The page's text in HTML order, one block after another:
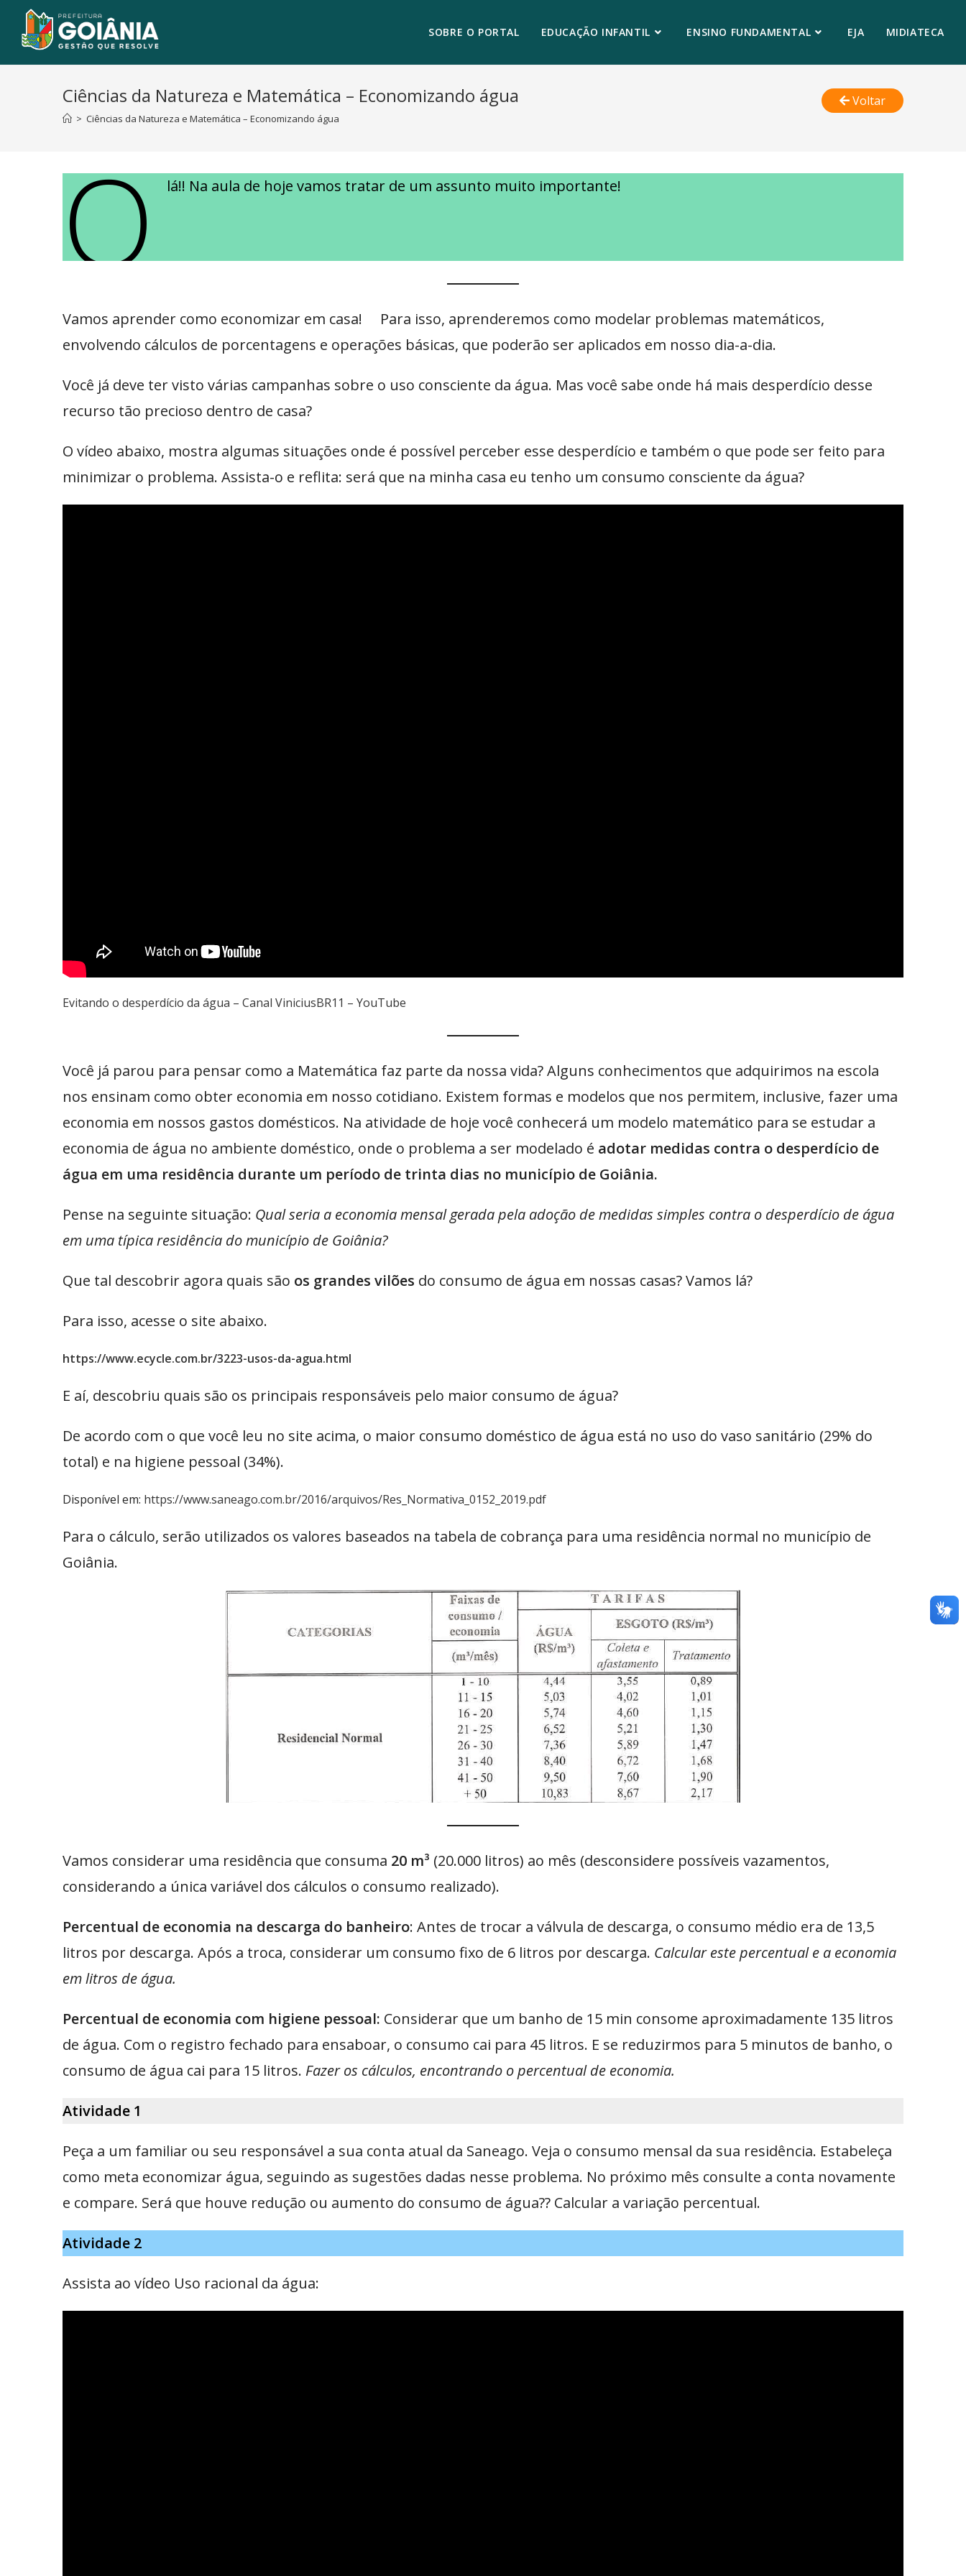
SOBRE O PORTAL EDUCAÇÃO INFANTIL ENSINO FUNDAMENTAL EJA MIDIATECA
Ciências da Natureza e Matemática – Economizando água
> Ciências da Natureza e Matemática – Economizando água
Voltar
O lá!! Na aula de hoje vamos tratar de um assunto muito importante!
Vamos aprender como economizar em casa! Para isso, aprenderemos como modelar problemas matemáticos,
envolvendo cálculos de porcentagens e operações básicas, que poderão ser aplicados em nosso dia-a-dia.
Você já deve ter visto várias campanhas sobre o uso consciente da água. Mas você sabe onde há mais desperdício desse
recurso tão precioso dentro de casa?
O vídeo abaixo, mostra algumas situações onde é possível perceber esse desperdício e também o que pode ser feito para
minimizar o problema. Assista-o e reflita: será que na minha casa eu tenho um consumo consciente da água?
Evitando o desperdício da água – Canal ViniciusBR11 – YouTube
Você já parou para pensar como a Matemática faz parte da nossa vida? Alguns conhecimentos que adquirimos na escola
nos ensinam como obter economia em nosso cotidiano. Existem formas e modelos que nos permitem, inclusive, fazer uma
economia em nossos gastos domésticos. Na atividade de hoje você conhecerá um modelo matemático para se estudar a
economia de água no ambiente doméstico, onde o problema a ser modelado é adotar medidas contra o desperdício de
água em uma residência durante um período de trinta dias no município de Goiânia.
Pense na seguinte situação: Qual seria a economia mensal gerada pela adoção de medidas simples contra o desperdício de água
em uma típica residência do município de Goiânia?
Que tal descobrir agora quais são os grandes vilões do consumo de água em nossas casas? Vamos lá?
Para isso, acesse o site abaixo.
https://www.ecycle.com.br/3223-usos-da-agua.html
E aí, descobriu quais são os principais responsáveis pelo maior consumo de água?
De acordo com o que você leu no site acima, o maior consumo doméstico de água está no uso do vaso sanitário (29% do
total) e na higiene pessoal (34%).
Disponível em: https://www.saneago.com.br/2016/arquivos/Res_Normativa_0152_2019.pdf
Para o cálculo, serão utilizados os valores baseados na tabela de cobrança para uma residência normal no município de
Goiânia.
Vamos considerar uma residência que consuma 20 m³ (20.000 litros) ao mês (desconsidere possíveis vazamentos,
considerando a única variável dos cálculos o consumo realizado).
Percentual de economia na descarga do banheiro: Antes de trocar a válvula de descarga, o consumo médio era de 13,5
litros por descarga. Após a troca, considerar um consumo fixo de 6 litros por descarga. Calcular este percentual e a economia
em litros de água.
Percentual de economia com higiene pessoal: Considerar que um banho de 15 min consome aproximadamente 135 litros
de água. Com o registro fechado para ensaboar, o consumo cai para 45 litros. E se reduzirmos para 5 minutos de banho, o
consumo de água cai para 15 litros. Fazer os cálculos, encontrando o percentual de economia.
Atividade 1
Peça a um familiar ou seu responsável a sua conta atual da Saneago. Veja o consumo mensal da sua residência. Estabeleça
como meta economizar água, seguindo as sugestões dadas nesse problema. No próximo mês consulte a conta novamente
e compare. Será que houve redução ou aumento do consumo de água?? Calcular a variação percentual.
Atividade 2
Assista ao vídeo Uso racional da água: